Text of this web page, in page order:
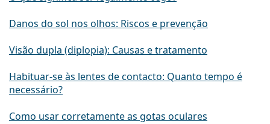
Danos do sol nos olhos: Riscos e prevenção
Visão dupla (diplopia): Causas e tratamento
Habituar-se às lentes de contacto: Quanto tempo é
necessário?
Como usar corretamente as gotas oculares